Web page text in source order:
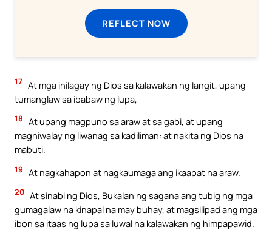
REFLECT NOW
17 At mga inilagay ng Dios sa kalawakan ng langit, upang
tumanglaw sa ibabaw ng lupa,
18 At upang magpuno sa araw at sa gabi, at upang
maghiwalay ng liwanag sa kadiliman: at nakita ng Dios na
mabuti.
19 At nagkahapon at nagkaumaga ang ikaapat na araw.
20 At sinabi ng Dios, Bukalan ng sagana ang tubig ng mga
gumagalaw na kinapal na may buhay, at magsilipad ang mga
ibon sa itaas ng lupa sa luwal na kalawakan ng himpapawid.